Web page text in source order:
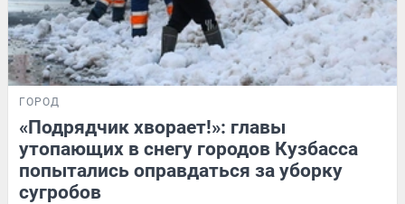
ГОРОД
«Подрядчик хворает!»: главы
утопающих в снегу городов Кузбасса
попытались оправдаться за уборку
сугробов